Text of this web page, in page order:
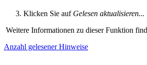
Klicken Sie auf Gelesen aktualisieren...
Weitere Informationen zu dieser Funktion
Anzahl gelesener Hinweise